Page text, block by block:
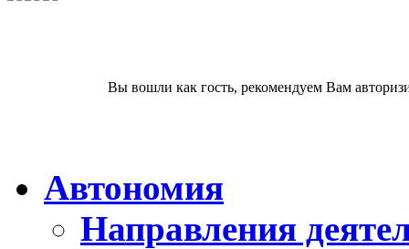
Вы вошли как гость, рекомендуем Вам
Автономия
Направления